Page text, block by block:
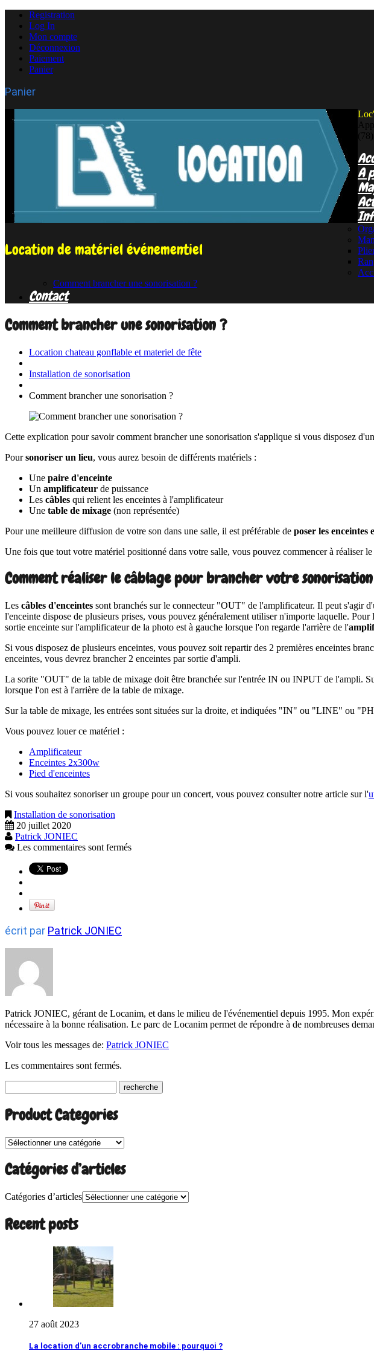
Registration
Log In
Mon compte
Déconnexion
Paiement
Panier
Panier
Location de matériel événementiel
(78)
A
Comment brancher une sonorisation ?
Contact
Comment brancher une sonorisation ?
Location chateau gonflable et materiel de fête
Installation de sonorisation
Comment brancher une sonorisation ?
Cette explication pour savoir comment brancher une sonorisation s'applique si vous disposez
Poursonoriser un lieu, vous aurez besoin de différents matériels :
Une paire d'enceinte
Un amplificateur de puissance
Les câbles qui relient les enceintes à l'amplificateur
Une table de mixage (non représentée)
Pour une meilleure diffusion de votre son dans une salle, il est préférable de poser les enceintes
Une fois que tout votre matériel positionné dans votre salle, vous pouvez commencer à réaliser le
Comment réaliser le câblage pour brancher votre
Les câbles d'enceintes sont branchés sur le connecteur "OUT" de l'amplificateur. Il peut s'agir
l'enceinte dispose de plusieurs prises, vous pouvez généralement utiliser n'importe laquelle.
sortie enceinte sur l'amplificateur de la photo est à gauche lorsque l'on regarde l'arrière de l'
Si vous disposez de plusieurs enceintes, vous pouvez soit repartir des 2 premières enceintes
enceintes, vous devrez brancher 2 enceintes par sortie d'ampli.
La sorite "OUT" de la table de mixage doit être branchée sur l'entrée IN ou INPUT de l'ampli.
lorsque l'on est à l'arrière de la table de mixage.
Sur la table de mixage, les entrées sont situées sur la droite, et indiquées "IN" ou "LINE" ou
Vous pouvez louer ce matériel :
Amplificateur
Enceintes 2x300w
Pied d'enceintes
Si vous souhaitez sonoriser un groupe pour un concert, vous pouvez consulter notre article sur l'
Installation de sonorisation
20 juillet 2020
Patrick JONIEC
Les commentaires sont fermés
écrit par Patrick JONIEC
Patrick JONIEC, gérant de Locanim, et dans le milieu de l'événementiel depuis 1995. Mon
nécessaire à la bonne réalisation. Le parc de Locanim permet de répondre à de nombreuses
Voir tous les messages de: Patrick JONIEC
Les commentaires sont fermés.
Product Categories
Catégories d’articles
Catégories d’articles
Recent posts
27 août 2023
La location d’un accrobranche mobile : pourquoi ?